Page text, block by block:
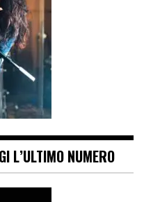
L’ULTIMO NUMERO